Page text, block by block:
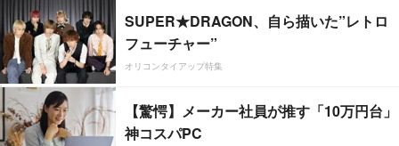
SUPER★DRAGON、自ら描いた”レトロ
フューチャー”
オリコンタイアップ特集
【驚愕】メーカー社員が推す「10万円台」
神コスパPC